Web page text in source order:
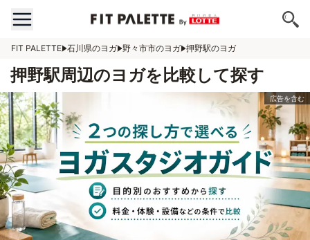
FIT PALETTE 石川県のヨガ 野々市市のヨガ 押野駅のヨガ
押野駅周辺のヨガを比較して探す